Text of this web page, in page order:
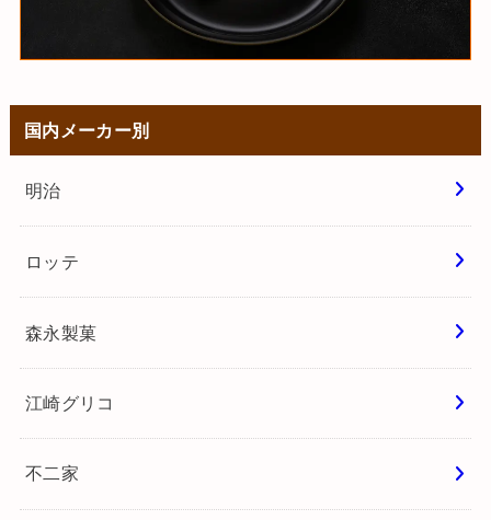
国内メーカー別
明治
ロッテ
森永製菓
江崎グリコ
不二家